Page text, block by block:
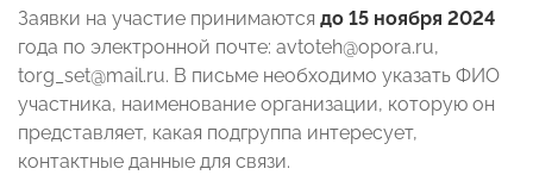
Заявки на участие принимаются до 15 ноября 2024
года по электронной почте: avtoteh@opora.ru,
torg_set@mail.ru. В письме необходимо указать ФИО
участника, наименование организации, которую он
представляет, какая подгруппа интересует,
контактные данные для связи.